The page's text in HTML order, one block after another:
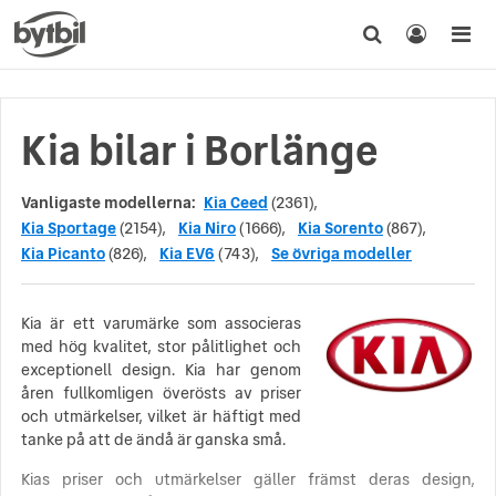
Kia bilar i Borlänge
Vanligaste modellerna: Kia Ceed (2361),
Kia Sportage(2154), Kia Niro(1666), Kia Sorento(867),
Kia Picanto(826), Kia EV6 (743), Se övriga modeller
Kia är ett varumärke som associeras
med hög kvalitet, stor pålitlighet och
exceptionell design. Kia har genom
åren fullkomligen överösts av priser
och utmärkelser, vilket är häftigt med
tanke på att de ändå är ganska små.
Kias priser och utmärkelser gäller främst deras design,